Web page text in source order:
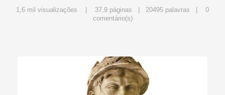
1,6 mil visualizações | 37,9 páginas | 20495 palavras | 0
comentário(s)